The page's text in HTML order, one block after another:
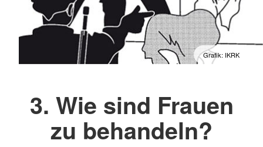
Grafik: IKRK
3. Wie sind Frauen
zu behandeln?